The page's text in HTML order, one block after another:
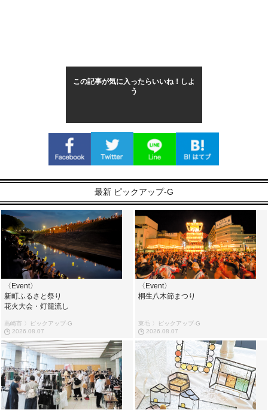
この記事が気に入ったらいいね！しよ
う
最新 ピックアップ-G
〈Event〉
新町ふるさと祭り
花火大会・灯籠流し
高崎市 〉ピックアップ-G
2026.08.07
〈Event〉
桐生八木節まつり
東毛 〉ピックアップ-G
2026.08.07